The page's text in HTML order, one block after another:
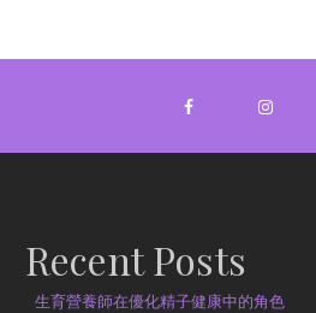
Recent Posts
生育營養師在優化精子健康中的角色